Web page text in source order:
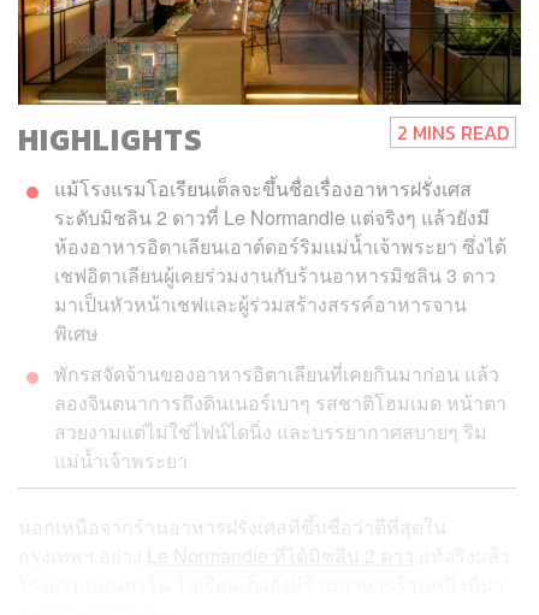
HIGHLIGHTS 2 MINS READ
แม้โรงแรมโอเรียนเต็ลจะขึ้นชื่อเรื่องอาหารฝรั่งเศส
ระดับมิชลิน 2 ดาวที่ Le Normandie แต่จริงๆ แล้วยังมี
ห้องอาหารอิตาเลียนเอาต์ดอร์ริมแม่น้ำเจ้าพระยา ซึ่งได้
เชฟอิตาเลียนผู้เคยร่วมงานกับร้านอาหารมิชลิน 3 ดาว
มาเป็นหัวหน้าเชฟและผู้ร่วมสร้างสรรค์อาหารจาน
พิเศษ
พักรสจัดจ้านของอาหารอิตาเลียนที่เคยกินมาก่อน แล้ว
ลองจินตนาการถึงดินเนอร์เบาๆ รสชาติโฮมเมด หน้าตา
สวยงามแต่ไม่ใช่ไฟน์ไดนิ่ง และบรรยากาศสบายๆ ริม
แม่น้ำเจ้าพระยา
นอกเหนือจากร้านอาหารฝรั่งเศสที่ขึ้นชื่อว่าดีที่สุดใน
Le Normandie ที่ได้มิชลิน 2 ดาว